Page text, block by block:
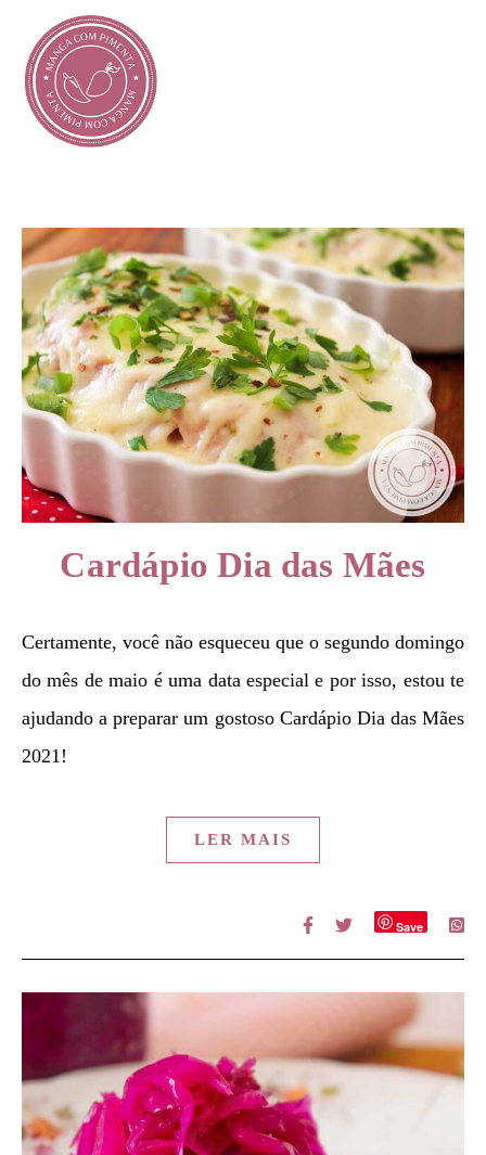
Cardápio Dia das Mães
Certamente, você não esqueceu que o segundo domingo
do mês de maio é uma data especial e por isso, estou te
ajudando a preparar um gostoso Cardápio Dia das Mães
2021!
LER MAIS
Save